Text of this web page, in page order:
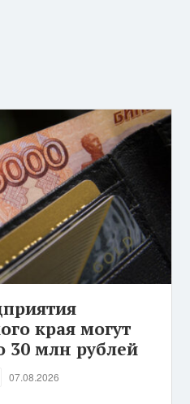
края могут
30 млн рублей
07.08.2026